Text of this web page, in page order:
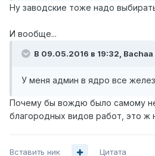
Ну заводские тоже надо
И вообще...
В 09.05.2016 в 19:32, Bachaa
У меня админ в ядро все
Почему бы вождю было самому
благородных видов работ, это ж
Вставить ник Цитата